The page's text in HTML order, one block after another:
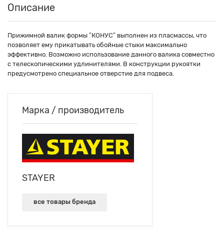
Описание
Прижимной валик формы ″КОНУС″ выполнен из пласмассы, что
позволяет ему прикатывать обойные стыки максимально
эффективно. Возможно использование данного валика совместно
с телескопическими удлинителями. В конструкции рукоятки
предусмотрено специальное отверстие для подвеса.
Марка / производитель
STAYER
все товары бренда